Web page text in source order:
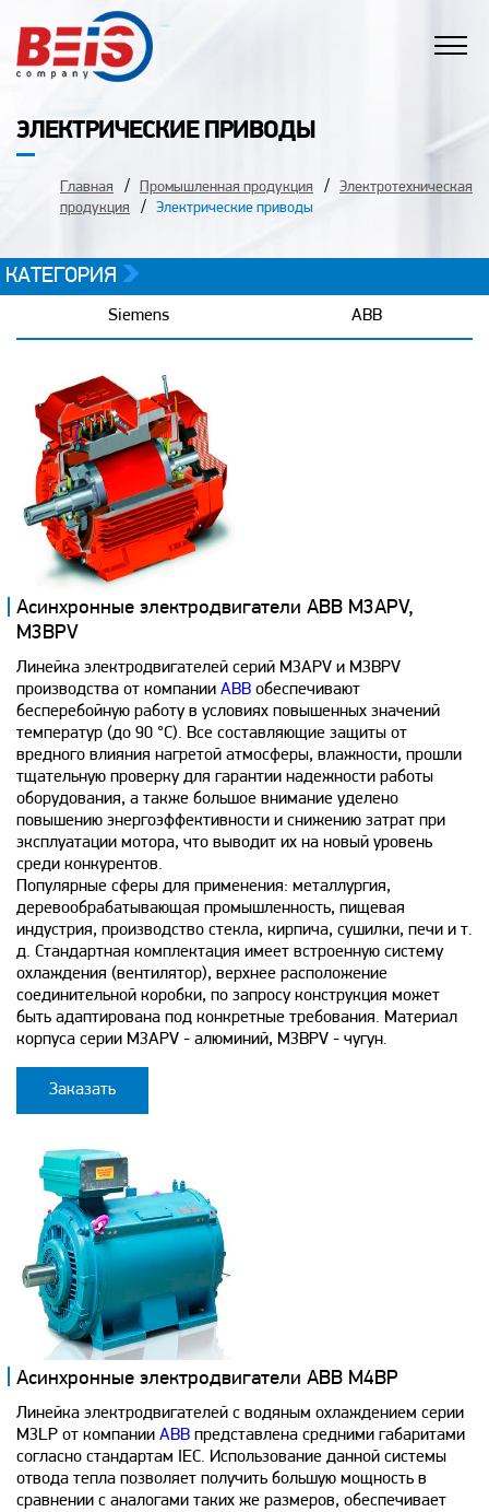
ЭЛЕКТРИЧЕСКИЕ ПРИВОДЫ
Главная Промышленная продукция
Электротехническая
продукция
Электрические приводы
КАТЕГОРИЯ
Siemens ABB
Асинхронные электродвигатели ABB M3APV,
M3BPV
Линейка электродвигателей серий M3APV и M3BPV
производства от компании ABB обеспечивают
бесперебойную работу в условиях повышенных значений
температур (до 90 °C). Все составляющие защиты от
вредного влияния нагретой атмосферы, влажности, прошли
тщательную проверку для гарантии надежности работы
оборудования, а также большое внимание уделено
повышению энергоэффективности и снижению затрат при
эксплуатации мотора, что выводит их на новый уровень
среди конкурентов.
Популярные сферы для применения: металлургия,
деревообрабатывающая промышленность, пищевая
индустрия, производство стекла, кирпича, сушилки, печи и т.
д. Стандартная комплектация имеет встроенную систему
охлаждения (вентилятор), верхнее расположение
соединительной коробки, по запросу конструкция может
быть адаптирована под конкретные требования. Материал
корпуса серии M3APV - алюминий, M3BPV - чугун.
Заказать
Асинхронные электродвигатели ABB M4BP
Линейка электродвигателей с водяным охлаждением серии
M3LP от компании ABB представлена средними габаритами
согласно стандартам IEC. Использование данной системы
отвода тепла позволяет получить большую мощность в
сравнении с аналогами таких же размеров, обеспечивает